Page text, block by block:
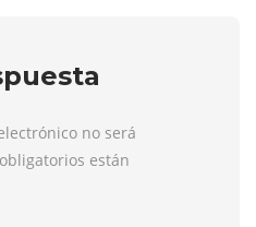
no será
están